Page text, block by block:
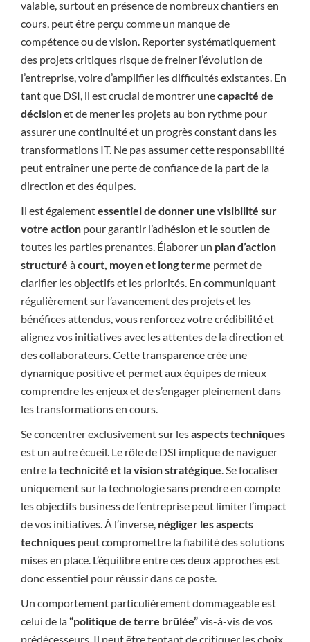
valable, surtout en présence de nombreux chantiers en
cours, peut être perçu comme un manque de
compétence ou de vision. Reporter systématiquement
des projets critiques risque de freiner l’évolution de
l’entreprise, voire d’amplifier les difficultés existantes. En
tant que DSI, il est crucial de montrer unecapacité de
décisionet de mener les projets au bon rythme pour
assurer une continuité et un progrès constant dans les
transformations IT. Ne pas assumer cette responsabilité
peut entraîner une perte de confiance de la part de la
direction et des équipes.
Il est égalementessentiel de donner une visibilité sur
votre action pour garantir l’adhésion et le soutien de
toutes les parties prenantes. Élaborer un plan d’action
structuré àcourt, moyen et long terme permet de
clarifier les objectifs et les priorités. En communiquant
régulièrement sur l’avancement des projets et les
bénéfices attendus, vous renforcez votre crédibilité et
alignez vos initiatives avec les attentes de la direction et
des collaborateurs. Cette transparence crée une
dynamique positive et permet aux équipes de mieux
comprendre les enjeux et de s’engager pleinement dans
les transformations en cours.
Se concentrer exclusivement sur lesaspects techniques
est un autre écueil. Le rôle de DSI implique de naviguer
entre latechnicité et la vision stratégique. Se focaliser
uniquement sur la technologie sans prendre en compte
les objectifs business de l’entreprise peut limiter l’impact
de vos initiatives. À l’inverse, négliger les aspects
techniques peut compromettre la fiabilité des solutions
mises en place. L’équilibre entre ces deux approches est
donc essentiel pour réussir dans ce poste.
Un comportement particulièrement dommageable est
celui de la“politique de terre brûlée”vis-à-vis de vos
prédécesseurs. Il peut être tentant de critiquer les choix